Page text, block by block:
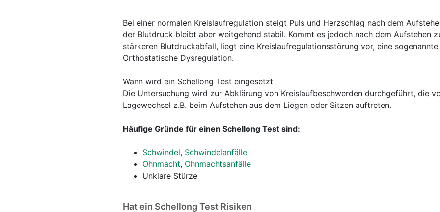
Bei einer normalen Kreislaufregulation steigt Puls und Herzschlag nach dem
der Blutdruck bleibt aber weitgehend stabil. Kommt es jedoch nach dem Aufstehen
stärkeren Blutdruckabfall, liegt eine Kreislaufregulationsstörung vor, eine sogenannte
Orthostatische Dysregulation.
Wann wird ein Schellong Test eingesetzt
Die Untersuchung wird zur Abklärung von Kreislaufbeschwerden durchgeführt, die
Lagewechsel z.B. beim Aufstehen aus dem Liegen oder Sitzen auftreten.
Häufige Gründe für einen Schellong Test sind:
Schwindel, Schwindelanfälle
Ohnmacht, Ohnmachtsanfälle
Unklare Stürze
Hat ein Schellong Test Risiken